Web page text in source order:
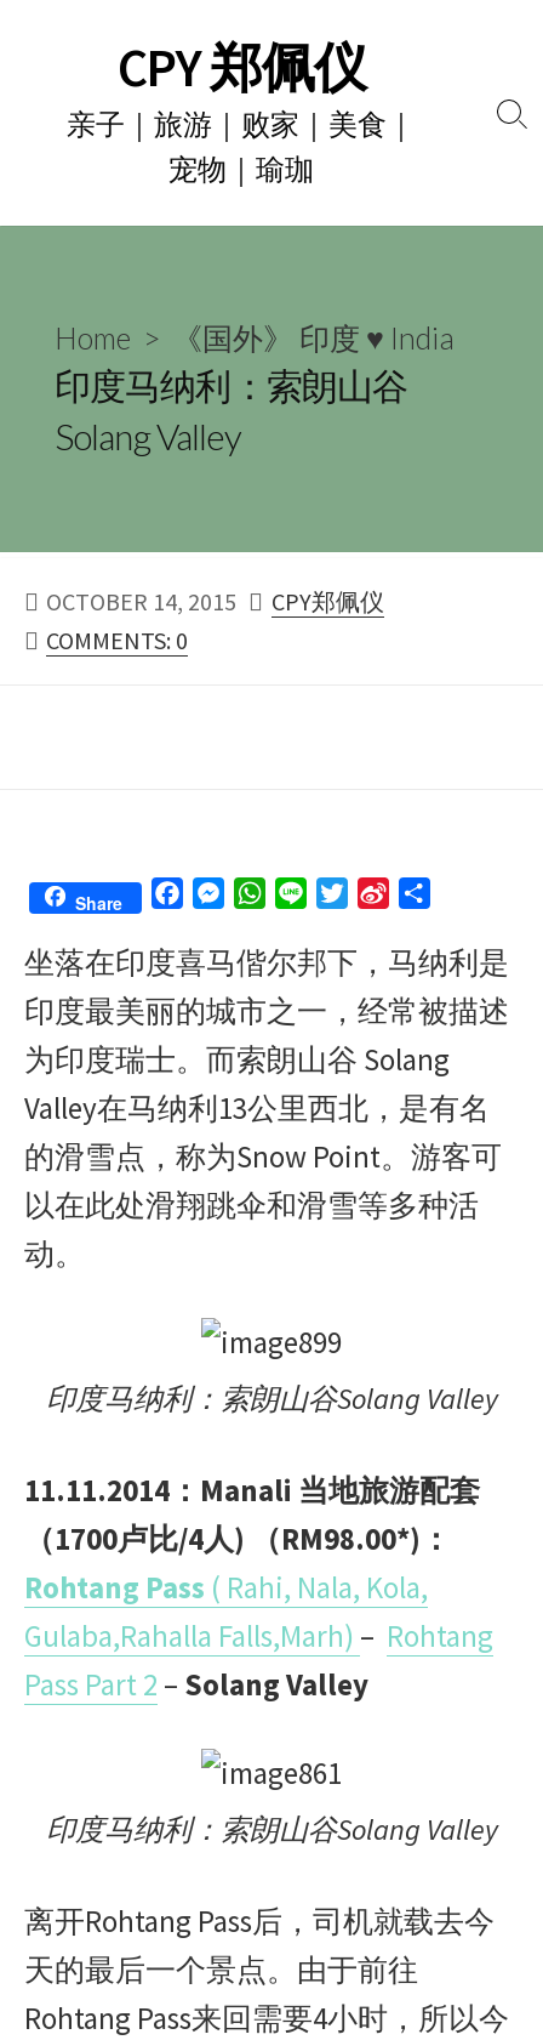
content
CPY 郑佩仪
亲子｜旅游｜败家｜美食｜
宠物｜瑜珈
Home > 《国外》 印度 ♥ India
印度马纳利：索朗山谷
Solang Valley
PUBLISHED
DATE
OCTOBER 14, 2015 AUTHOR
CPY郑佩仪
COMMENTS: 0
Share
c
b
k
s
e
n
e
r
W
a
s
A
p
n
i
e
n
W
e
a
e
坐落在印度喜马偕尔邦下，马纳利是
印度最美丽的城市之一，经常被描述
为印度瑞士。而索朗山谷 Solang
Valley在马纳利13公里西北，是有名
的滑雪点，称为Snow Point。游客可
以在此处滑翔跳伞和滑雪等多种活
动。
印度马纳利：索朗山谷Solang Valley
11.11.2014：Manali 当地旅游配套
（1700卢比/4人) （RM98.00*)：
Rohtang Pass ( Rahi, Nala, Kola,
Gulaba,Rahalla Falls,Marh) – Rohtang
Pass Part 2 – Solang Valley
印度马纳利：索朗山谷Solang Valley
离开Rohtang Pass后，司机就载去今
天的最后一个景点。由于前往
Rohtang Pass来回需要4小时，所以今